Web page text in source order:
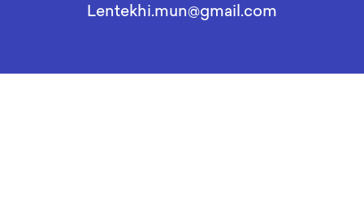
Lentekhi.mun@gmail.com